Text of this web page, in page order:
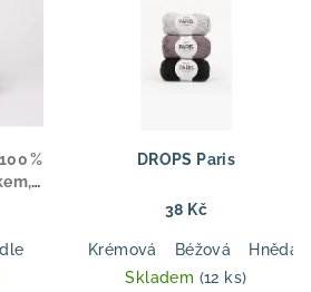
%
Tmavá modrá
Džínová
DROPS Paris
38 Kč
Krémová Béžová
Hnědá
Skladem (12 ks)